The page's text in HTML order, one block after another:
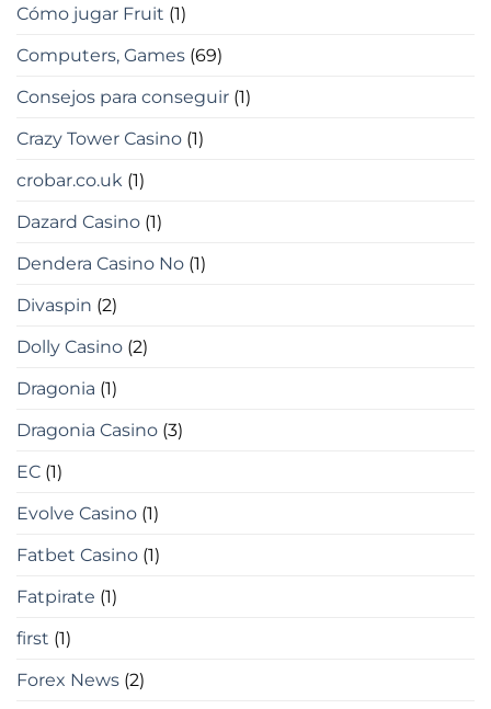
Cómo jugar Fruit (1)
Computers, Games (69)
Consejos para conseguir (1)
Crazy Tower Сasino (1)
crobar.co.uk (1)
Dazard Casino (1)
Dendera Casino No (1)
Divaspin (2)
Dolly Casino (2)
Dragonia (1)
Dragonia Casino (3)
EC (1)
Evolve Casino (1)
Fatbet Casino (1)
Fatpirate (1)
first (1)
Forex News (2)